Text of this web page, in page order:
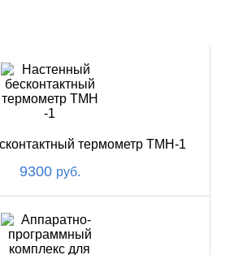
термометр ТМН-1
9300 руб.